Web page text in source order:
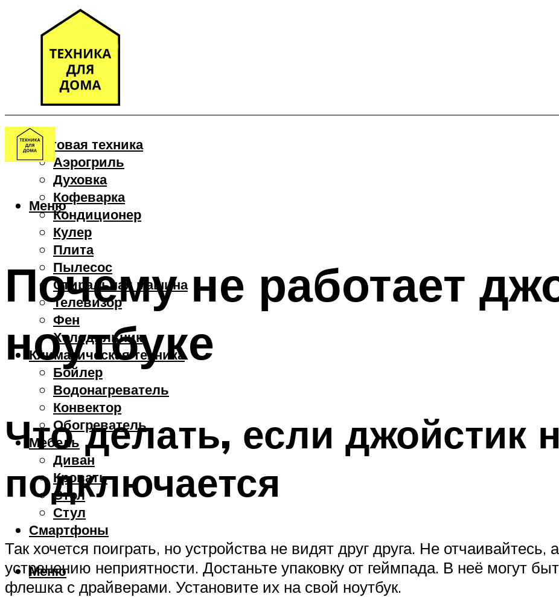
Бытовая техника
Аэрогриль
Духовка
Кофеварка
Кондиционер
Кулер
Плита
Пылесос
Стиральная машина
Телевизор
Фен
Холодильник
Климатическая техника
Бойлер
Водонагреватель
Конвектор
Обогреватель
Мебель
Диван
Кровать
Стол
Стул
Смартфоны
Меню
Меню
Почему не работает
ноутбуке
Что делать, если джойстик
подключается
Так хочется поиграть, но устройства не видят друг друга. Не
устранению неприятности. Достаньте упаковку от геймпада. В неё могут
флешка с драйверами. Установите их на свой ноутбук.